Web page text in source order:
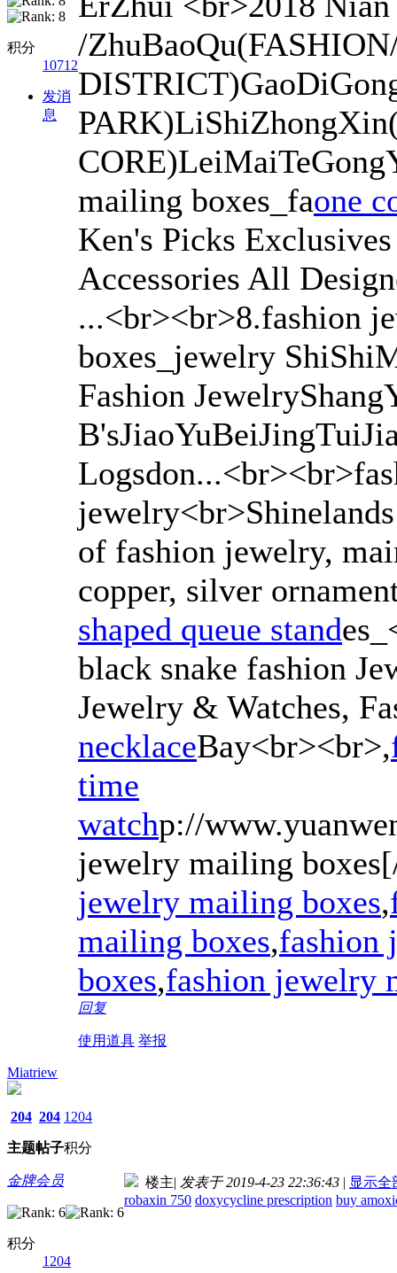
积分
10712
发消
息
/
mailing boxes_faone
Ken's Picks
Accessories All
...<br><br>8.fashion
boxes_jewelry
Fashion
of fashion jewelry,
copper, silver
shaped queue stand
black snake fashion
Jewelry & Watches,
necklaceBay<br><br>,
time
watchp://
jewelry mailing
jewelry mailing boxes,
mailing boxes,fashion
boxes,fashion jewelry
回复
使用道具 举报
Miatriew
204
主题
204
帖子
1204
积分
金牌会员
积分
1204
楼主| 发表于 2019-4-23 22:36:43 | 显示全
robaxin 750 doxycycline prescription buy